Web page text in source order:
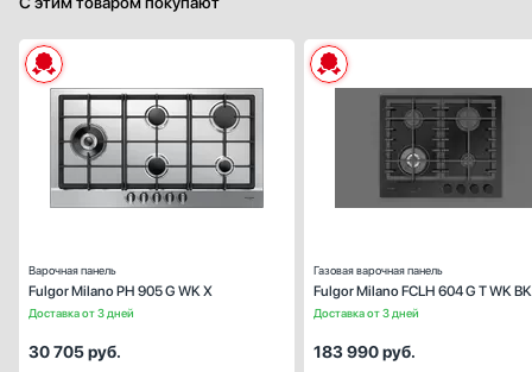
Доставка от 3 дней
Варочная панель
Fulgor Milano PH 905 G WK X
Габариты (ВхШхГ), см:
нержавеющая
Панель конфорок:
нержавеющая
Общее количество конфорок:
30 705руб.
Доставка от 3 дней
Газовая варочная панель
Fulgor Milano FCLH 604 G T WK BK
183 990руб.